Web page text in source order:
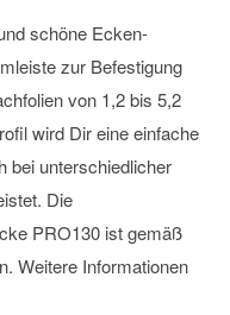
schöne Ecken-
zur Befestigung
von 1,2 bis 5,2
wird Dir eine einfache
bei unterschiedlicher
Die
PRO130 ist gemäß
Weitere Informationen